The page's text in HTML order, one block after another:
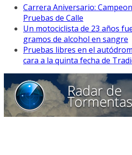
Carrera Aniversario:
Pruebas de Calle
Un motociclista de 23 años
gramos de alcohol en sangre
Pruebas libres en el
cara a la quinta fecha de